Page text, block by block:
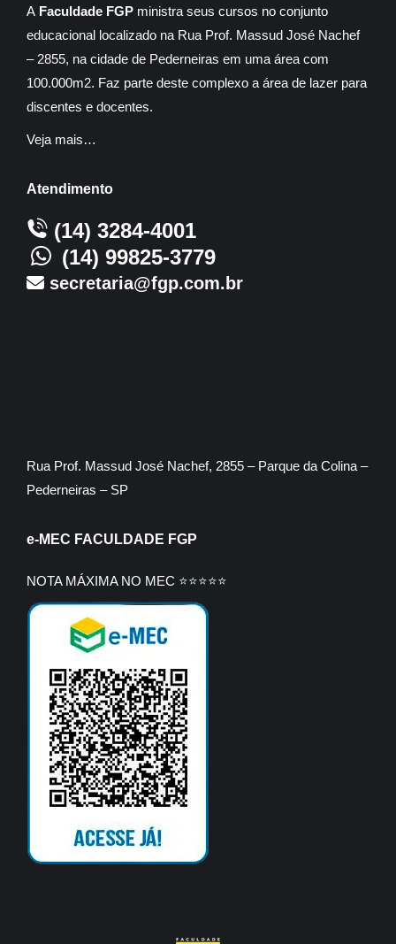
A Faculdade FGP ministra seus cursos no conjunto
educacional localizado na Rua Prof. Massud José Nachef
– 2855, na cidade de Pederneiras em uma área com
100.000m2. Faz parte deste complexo a área de lazer para
discentes e docentes.
Veja mais…
Atendimento
(14) 3284-4001
(14) 99825-3779
secretaria@fgp.com.br
Rua Prof. Massud José Nachef, 2855 – Parque da Colina –
Pederneiras – SP
e-MEC FACULDADE FGP
NOTA MÁXIMA NO MEC ⭐⭐⭐⭐⭐